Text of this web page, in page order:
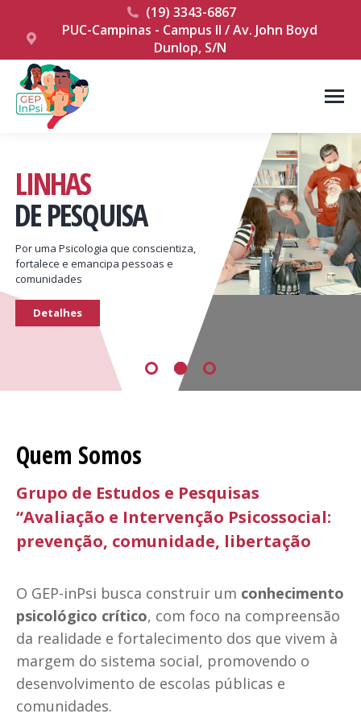
(19) 3343-6867
PUC-Campinas - Campus II / Av. John Boyd
Dunlop, S/N
LINHAS
DE PESQUISA
Por uma Psicologia que conscientiza,
fortalece e emancipa pessoas e
comunidades
Detalhes
Quem Somos
Grupo de Estudos e Pesquisas
“Avaliação e Intervenção Psicossocial:
prevenção, comunidade, libertação
O GEP-inPsi busca construir um conhecimento
psicológico crítico, com foco na compreensão
da realidade e fortalecimento dos que vivem à
margem do sistema social, promovendo o
desenvolvimento de escolas públicas e
comunidades.